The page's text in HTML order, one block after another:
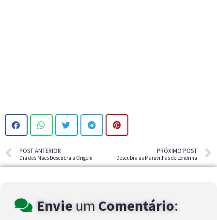
POST ANTERIOR
Dia das Mães Descubra a Origem
PRÓXIMO POST
Descubra as Maravilhas de Londrina
Envie um Comentário: